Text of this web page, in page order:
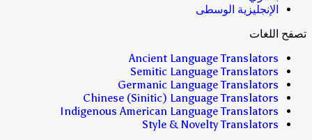
الإنجليزية الوسطى
تصفح اللغات
Ancient Language Translators
Semitic Language Translators
Germanic Language Translators
Chinese (Sinitic) Language Translators
Indigenous American Language Translators
Style & Novelty Translators